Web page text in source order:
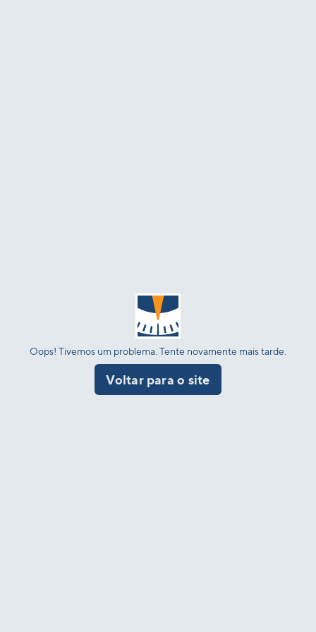
Oops! Tivemos um problema. Tente novamente mais tarde.
Voltar para o site